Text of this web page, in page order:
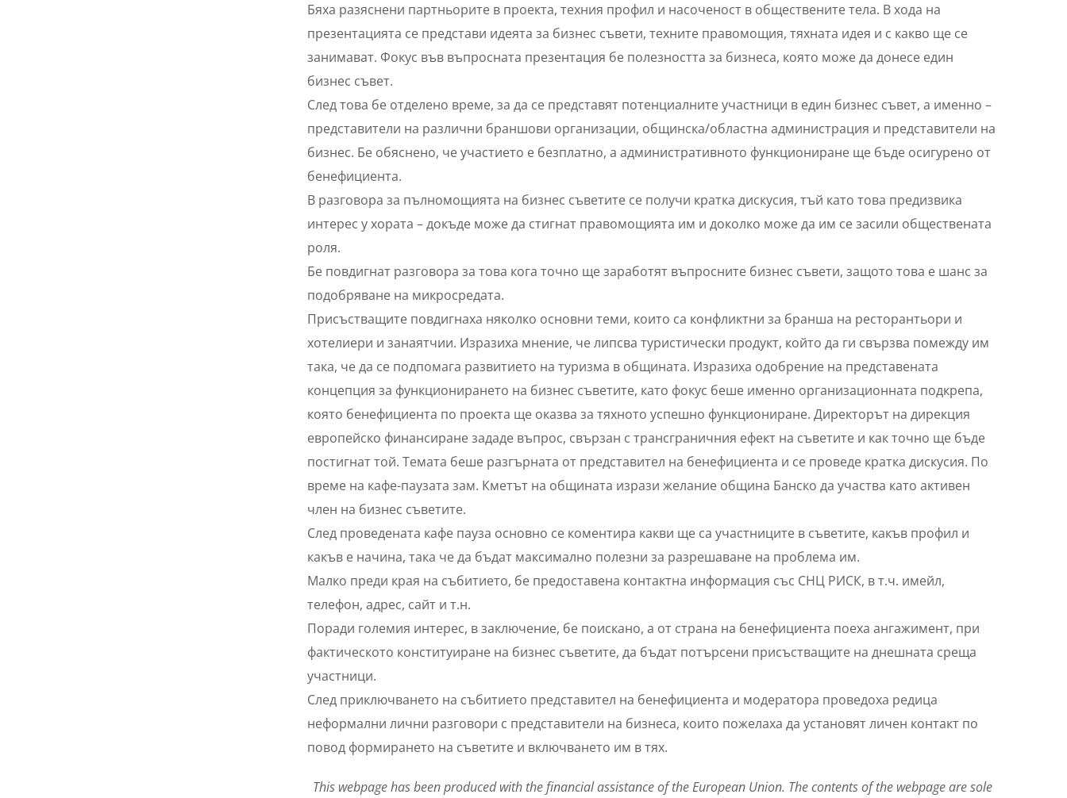
Бяха разяснени партньорите в проекта, техния профил и насоченост в обществените тела. В хода на
презентацията се представи идеята за бизнес съвети, техните правомощия, тяхната идея и с какво ще се
занимават. Фокус във въпросната презентация бе полезността за бизнеса, която може да донесе един
бизнес съвет.
След това бе отделено време, за да се представят потенциалните участници в един бизнес съвет, а именно –
представители на различни браншови организации, общинска/областна администрация и представители на
бизнес. Бе обяснено, че участието е безплатно, а административното функциониране ще бъде осигурено от
бенефициента.
В разговора за пълномощията на бизнес съветите се получи кратка дискусия, тъй като това предизвика
интерес у хората – докъде може да стигнат правомощията им и доколко може да им се засили обществената
роля.
Бе повдигнат разговора за това кога точно ще заработят въпросните бизнес съвети, защото това е шанс за
подобряване на микросредата.
Присъстващите повдигнаха няколко основни теми, които са конфликтни за бранша на ресторантьори и
хотелиери и занаятчии. Изразиха мнение, че липсва туристически продукт, който да ги свързва помежду им
така, че да се подпомага развитието на туризма в общината. Изразиха одобрение на представената
концепция за функционирането на бизнес съветите, като фокус беше именно организационната подкрепа,
която бенефициента по проекта ще оказва за тяхното успешно функциониране. Директорът на дирекция
европейско финансиране зададе въпрос, свързан с трансграничния ефект на съветите и как точно ще бъде
постигнат той. Темата беше разгърната от представител на бенефициента и се проведе кратка дискусия. По
време на кафе-паузата зам. Кметът на общината изрази желание община Банско да участва като активен
член на бизнес съветите.
След проведената кафе пауза основно се коментира какви ще са участниците в съветите, какъв профил и
какъв е начина, така че да бъдат максимално полезни за разрешаване на проблема им.
Малко преди края на събитието, бе предоставена контактна информация със СНЦ РИСК, в т.ч. имейл,
телефон, адрес, сайт и т.н.
Поради големия интерес, в заключение, бе поискано, а от страна на бенефициента поеха ангажимент, при
фактическото конституиране на бизнес съветите, да бъдат потърсени присъстващите на днешната среща
участници.
След приключването на събитието представител на бенефициента и модератора проведоха редица
неформални лични разговори с представители на бизнеса, които пожелаха да установят личен контакт по
повод формирането на съветите и включването им в тях.
This webpage has been produced with the financial assistance of the European Union. The contents of the webpage are sole